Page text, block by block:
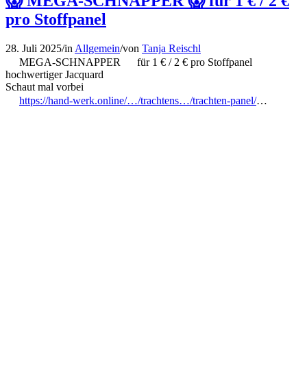
pro Stoffpanel
28. Juli 2025/in Allgemein/von Tanja Reischl
MEGA-SCHNAPPER
für 1 € / 2 € pro Stoffpanel
hochwertiger Jacquard
Schaut mal vorbei
https://hand-werk.online/…/trachtens…/trachten-panel/…